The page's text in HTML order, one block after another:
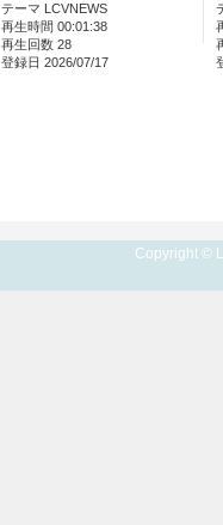
テーマ LCVNEWS
再生時間 00:01:38
再生回数 28
登録日 2026/07/17
Copyright ©